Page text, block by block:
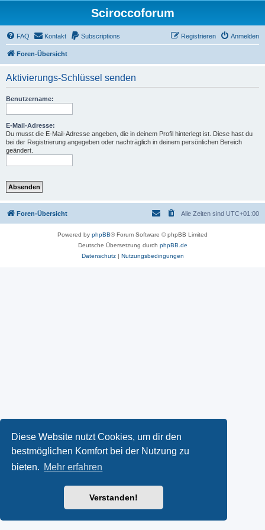
Diese Website nutzt Cookies, um dir den
bestmöglichen Komfort bei der Nutzung zu
bieten. Mehr erfahren
Verstanden!
Sciroccoforum
FAQ Kontakt Subscriptions Anmelden
Registrieren
Foren-Übersicht
Aktivierungs-Schlüssel senden
Benutzername:
E-Mail-Adresse:
Du musst die E-Mail-Adresse angeben, die in deinem Profil hinterlegt ist. Diese hast du
bei der Registrierung angegeben oder nachträglich in deinem persönlichen Bereich
geändert.
Foren-Übersicht Alle Zeiten sind UTC+01:00
Powered by phpBB® Forum Software © phpBB Limited
Deutsche Übersetzung durch phpBB.de
Datenschutz| Nutzungsbedingungen